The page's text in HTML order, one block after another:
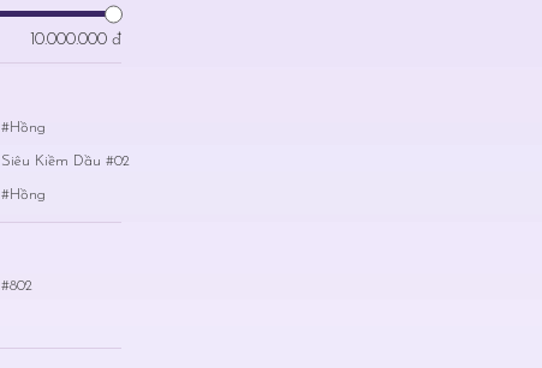
10.000.000 đ
#Hồng
Siêu Kiềm Dầu #02
#Hồng
#802